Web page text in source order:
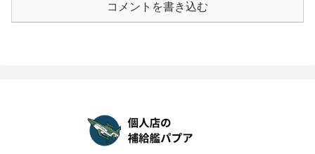
コメントを書き込む